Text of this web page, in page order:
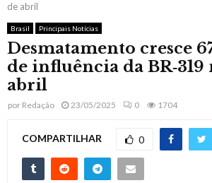
de abril
Brasil Principais Notícias
Desmatamento cresce
de influência da BR‑319
abril
por Redação 23/05/2025 0 1704
COMPARTILHAR 0